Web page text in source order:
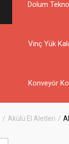
Dolum
Vinç Yük
Konveyör
Akülü El Aletleri